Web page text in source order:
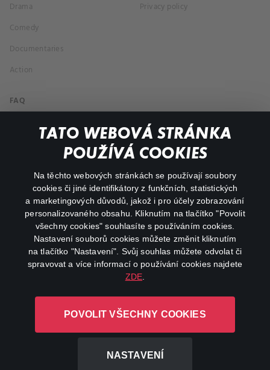
TATO WEBOVÁ STRÁNKA
POUŽÍVÁ COOKIES
Na těchto webových stránkách se používají soubory
cookies či jiné identifikátory z funkčních, statistických
a marketingových důvodů, jakož i pro účely zobrazování
personalizovaného obsahu. Kliknutím na tlačítko "Povolit
všechny cookies" souhlasíte s používáním cookies.
Nastavení souborů cookies můžete změnit kliknutím
na tlačítko "Nastavení". Svůj souhlas můžete odvolat či
spravovat a více informací o používání cookies najdete
ZDE
POVOLIT VŠECHNY COOKIES
NASTAVENÍ
Drama
Comedy
Documentaries
Action
Privacy policy
FAQ
My profile
facebookinstagram
youtube
L-1246 Luxembourg R.C.S.